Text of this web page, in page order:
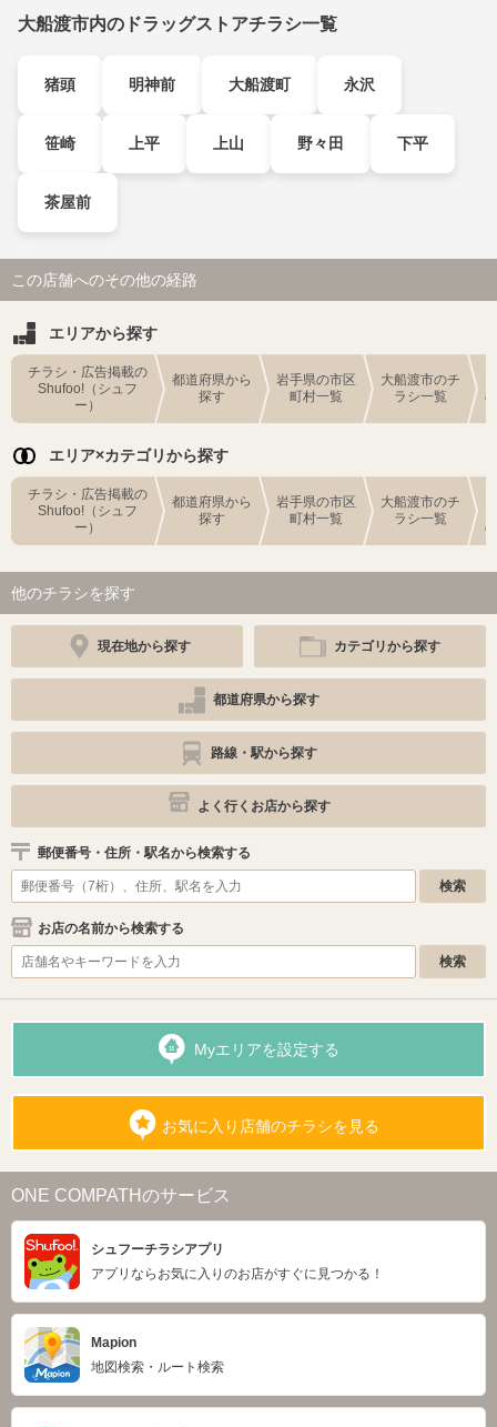
大船渡市内のドラッグストアチラシ一覧
猪頭 明神前 大船渡町 永沢
笹崎 上平 上山 野々田 下平
茶屋前
この店舗へのその他の経路
エリアから探す
チラシ・広告掲載の
Shufoo!（シュフ
ー）
都道府県から
探す
岩手県の市区
町村一覧
大船渡市のチ
ラシ一覧
エリア×カテゴリから探す
チラシ・広告掲載の
Shufoo!（シュフ
ー）
都道府県から
探す
岩手県の市区
町村一覧
大船渡市のチ
ラシ一覧
他のチラシを探す
現在地から探す カテゴリから探す
都道府県から探す
路線・駅から探す
よく行くお店から探す
郵便番号・住所・駅名から検索する
お店の名前から検索する
Myエリアを設定する
お気に入り店舗のチラシを見る
ONE COMPATHのサービス
シュフーチラシアプリ
アプリならお気に入りのお店がすぐに見つかる！
Mapion
地図検索・ルート検索